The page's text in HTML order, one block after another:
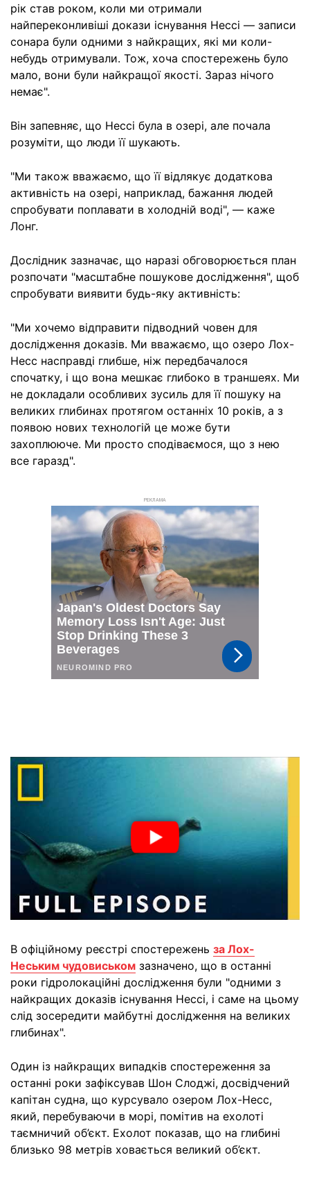
рік став роком, коли ми отримали
найпереконливіші докази існування Нессі — записи
сонара були одними з найкращих, які ми коли-
небудь отримували. Тож, хоча спостережень було
мало, вони були найкращої якості. Зараз нічого
немає".
Він запевняє, що Нессі була в озері, але почала
розуміти, що люди її шукають.
"Ми також вважаємо, що її відлякує додаткова
активність на озері, наприклад, бажання людей
спробувати поплавати в холодній воді", — каже
Лонг.
Дослідник зазначає, що наразі обговорюється план
розпочати "масштабне пошукове дослідження", щоб
спробувати виявити будь-яку активність:
"Ми хочемо відправити підводний човен для
дослідження доказів. Ми вважаємо, що озеро Лох-
Несс насправді глибше, ніж передбачалося
спочатку, і що вона мешкає глибоко в траншеях. Ми
не докладали особливих зусиль для її пошуку на
великих глибинах протягом останніх 10 років, а з
появою нових технологій це може бути
захоплююче. Ми просто сподіваємося, що з нею
все гаразд".
РЕКЛАМА
В офіційному реєстрі спостережень за Лох-
Неським чудовиськом зазначено, що в останні
роки гідролокаційні дослідження були "одними з
найкращих доказів існування Нессі, і саме на цьому
слід зосередити майбутні дослідження на великих
глибинах".
Один із найкращих випадків спостереження за
останні роки зафіксував Шон Слоджі, досвідчений
капітан судна, що курсувало озером Лох-Несс,
який, перебуваючи в морі, помітив на ехолоті
таємничий об’єкт. Ехолот показав, що на глибині
близько 98 метрів ховається великий об’єкт.